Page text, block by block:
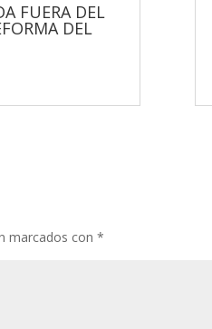
FUERA DEL
DEL
marcados con*